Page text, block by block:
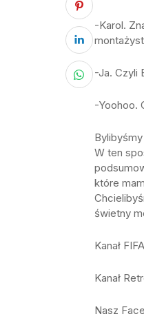
-Karol.
-Ja. Czyli
-Yoohoo.
W ten
które
świetny
Kanał
Kanał
Nasz